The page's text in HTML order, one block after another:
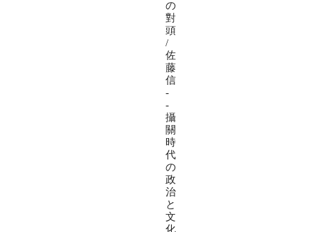
の
對
頭
/
佐
藤
信
-
-
攝
關
時
代
の
政
治
と
文
化